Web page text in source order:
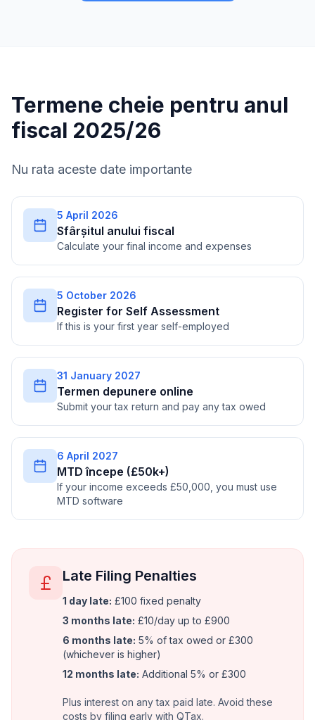
Termene cheie pentru anul
fiscal 2025/26
Nu rata aceste date importante
5 April 2026
Sfârșitul anului fiscal
Calculate your final income and expenses
5 October 2026
Register for Self Assessment
If this is your first year self-employed
31 January 2027
Termen depunere online
Submit your tax return and pay any tax owed
6 April 2027
MTD începe (£50k+)
If your income exceeds £50,000, you must use
MTD software
Late Filing Penalties
1 day late: £100 fixed penalty
3 months late: £10/day up to £900
6 months late: 5% of tax owed or £300
(whichever is higher)
12 months late: Additional 5% or £300
Plus interest on any tax paid late. Avoid these
costs by filing early with QTax.